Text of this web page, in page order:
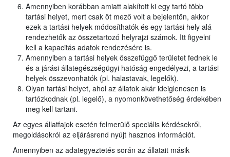
Amennyiben korábban amiatt alakított ki egy tartó több
tartási helyet, mert csak öt mező volt a bejelentőn, akkor
ezek a tartási helyek módosíthatók és egy tartási hely alá
rendezhetők az összetartozó helyrajzi számok. Itt figyelni
kell a kapacitás adatok rendezésére is.
Amennyiben a tartási helyek összefüggő területet fednek le
és a járási állategészségügyi hatóság engedélyezi, a tartási
helyek összevonhatók (pl. halastavak, legelők).
Olyan tartási helyet, ahol az állatok akár ideiglenesen is
tartózkodnak (pl. legelő), a nyomonkövethetőség érdekében
meg kell tartani.
Az egyes állatfajok esetén felmerülő speciális kérdésekről,
megoldásokról az eljárásrend nyújt hasznos információt.
Amennyiben az adategyeztetés során az állatait másik